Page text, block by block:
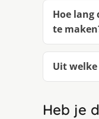
Hoe lang
te
Uit
Heb je